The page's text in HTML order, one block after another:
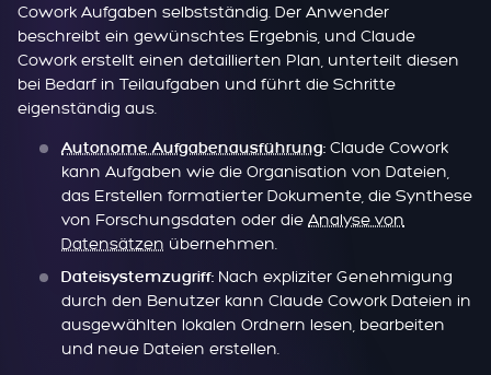
Cowork Aufgaben selbstständig. Der Anwender
beschreibt ein gewünschtes Ergebnis, und Claude
Cowork erstellt einen detaillierten Plan, unterteilt diesen
bei Bedarf in Teilaufgaben und führt die Schritte
eigenständig aus.
Autonome Aufgabenausführung: Claude Cowork
kann Aufgaben wie die Organisation von Dateien,
das Erstellen formatierter Dokumente, die Synthese
von Forschungsdaten oder die Analyse von
Datensätzen übernehmen.
Dateisystemzugriff: Nach expliziter Genehmigung
durch den Benutzer kann Claude Cowork Dateien in
ausgewählten lokalen Ordnern lesen, bearbeiten
und neue Dateien erstellen.